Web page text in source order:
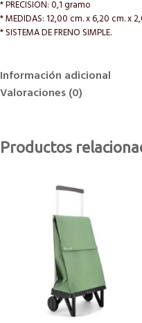
* PRECISION: 0,1 gramo
* MEDIDAS: 12,00 cm. x 6,20 cm. x
* SISTEMA DE FRENO SIMPLE.
Información adicional
Valoraciones (0)
Productos